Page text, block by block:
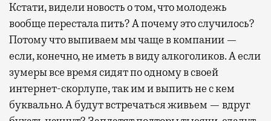
Кстати, видели новость о том, что молодежь
вообще перестала пить? А почему это случилось?
Потому что выпиваем мы чаще в компании —
если, конечно, не иметь в виду алкоголиков. А если
зумеры все время сидят по одному в своей
интернет-скорлупе, так им и выпить не с кем
буквально. А будут встречаться живьем — вдруг